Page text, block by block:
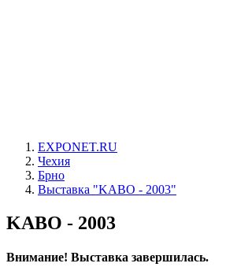
EXPONET.RU
Чехия
Брно
Выставка "KABO - 2003"
KABO - 2003
Внимание! Выставка завершилась.